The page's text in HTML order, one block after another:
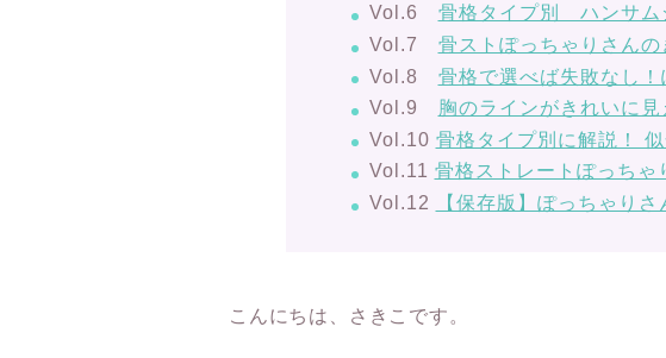
Vol.6 骨格タイプ別 ハンサム
Vol.7 骨ストぽっちゃりさんの
Vol.8 骨格で選べば失敗なし
Vol.9
胸のラインがきれいに
Vol.10 骨格タイプ別に解説！
Vol.11 骨格ストレートぽっちゃ
Vol.12
【保存版】ぽっちゃり
こんにちは、さきこです。